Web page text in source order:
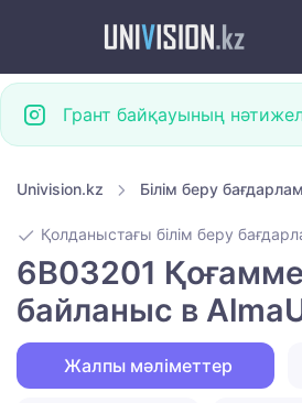
Грант байқауының
Univision.kz Білім беру
Қолданыстағы білім беру
6B03201
байланыс в
Жалпы мәліметтер